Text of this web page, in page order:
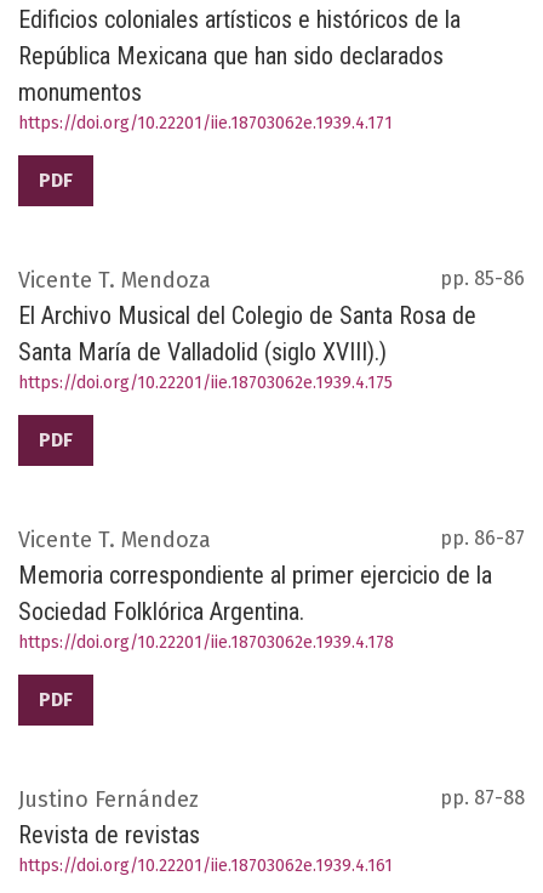
Edificios coloniales artísticos e históricos de la
República Mexicana que han sido declarados
monumentos
https://doi.org/10.22201/iie.18703062e.1939.4.171
PDF
Vicente T. Mendoza pp. 85-86
El Archivo Musical del Colegio de Santa Rosa de
Santa María de Valladolid (siglo XVIII).)
https://doi.org/10.22201/iie.18703062e.1939.4.175
PDF
Vicente T. Mendoza pp. 86-87
Memoria correspondiente al primer ejercicio de la
Sociedad Folklórica Argentina.
https://doi.org/10.22201/iie.18703062e.1939.4.178
PDF
Justino Fernández pp. 87-88
Revista de revistas
https://doi.org/10.22201/iie.18703062e.1939.4.161